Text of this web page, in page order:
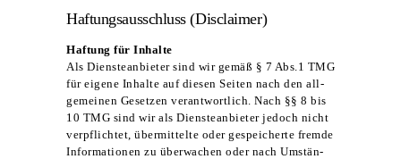
Haf­tungs­aus­schluss (Dis­clai­mer)
Haf­tung für Inhalte
Als Diens­te­an­bie­ter sind wir gemäß § 7 Abs.1 TMG
für eige­ne Inhal­te auf die­sen Sei­ten nach den all­
ge­mei­nen Geset­zen ver­ant­wort­lich. Nach §§ 8 bis
10 TMG sind wir als Diens­te­an­bie­ter jedoch nicht
ver­pflich­tet, über­mit­tel­te oder gespei­cher­te frem­de
Infor­ma­tio­nen zu über­wa­chen oder nach Umstän­